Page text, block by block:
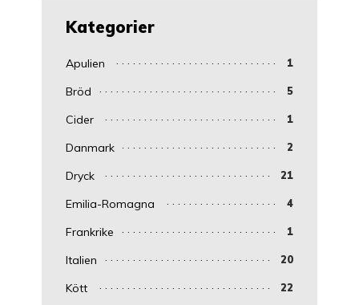
Kategorier
Apulien 1
Bröd 5
Cider 1
Danmark 2
Dryck 21
Emilia-Romagna 4
Frankrike 1
Italien 20
Kött 22